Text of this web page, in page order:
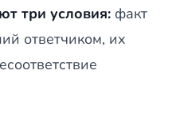
три условия: факт
ответчиком, их